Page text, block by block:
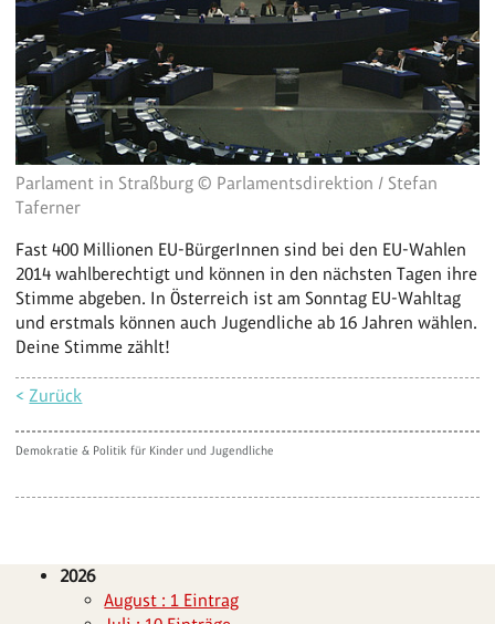
Parlament in Straßburg © Parlamentsdirektion / Stefan
Taferner
Fast 400 Millionen EU-BürgerInnen sind bei den EU-Wahlen
2014 wahlberechtigt und können in den nächsten Tagen ihre
Stimme abgeben. In Österreich ist am Sonntag EU-Wahltag
und erstmals können auch Jugendliche ab 16 Jahren wählen.
Deine Stimme zählt!
<Zurück
Demokratie & Politik für Kinder und Jugendliche
2026
August : 1 Eintrag